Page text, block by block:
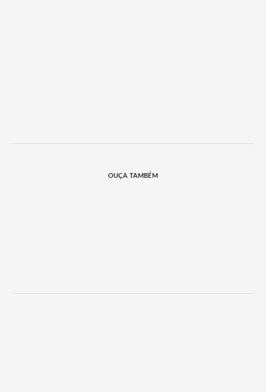
OUÇA TAMBÉM